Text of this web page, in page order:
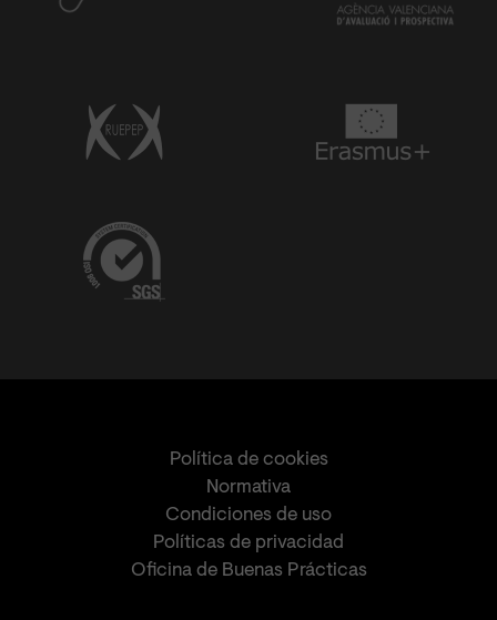
Política de cookies
Normativa
Condiciones de uso
Políticas de privacidad
Oficina de Buenas Prácticas